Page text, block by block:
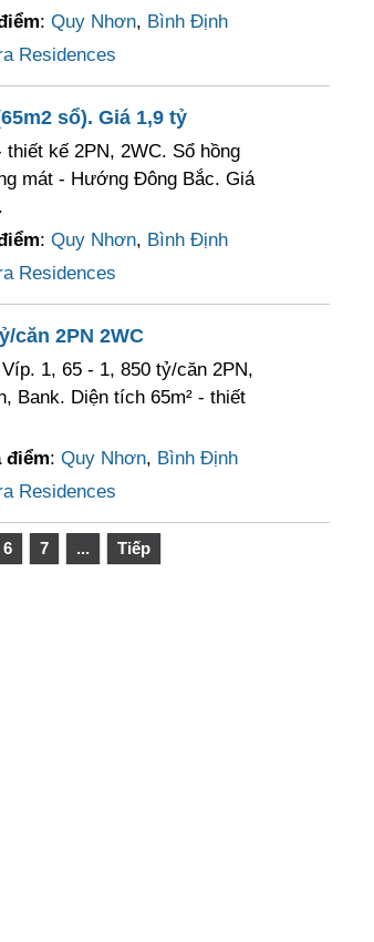
: Quy Nhơn, Bình Định
Residences
sổ). Giá 1,9 tỷ
thiết kế 2PN, 2WC. Sổ hồng
mát - Hướng Đông Bắc. Giá
: Quy Nhơn, Bình Định
Residences
căn 2PN 2WC
1, 65 - 1, 850 tỷ/căn 2PN,
Bank. Diện tích 65m² - thiết
điểm: Quy Nhơn, Bình Định
Residences
6 7 ... Tiếp